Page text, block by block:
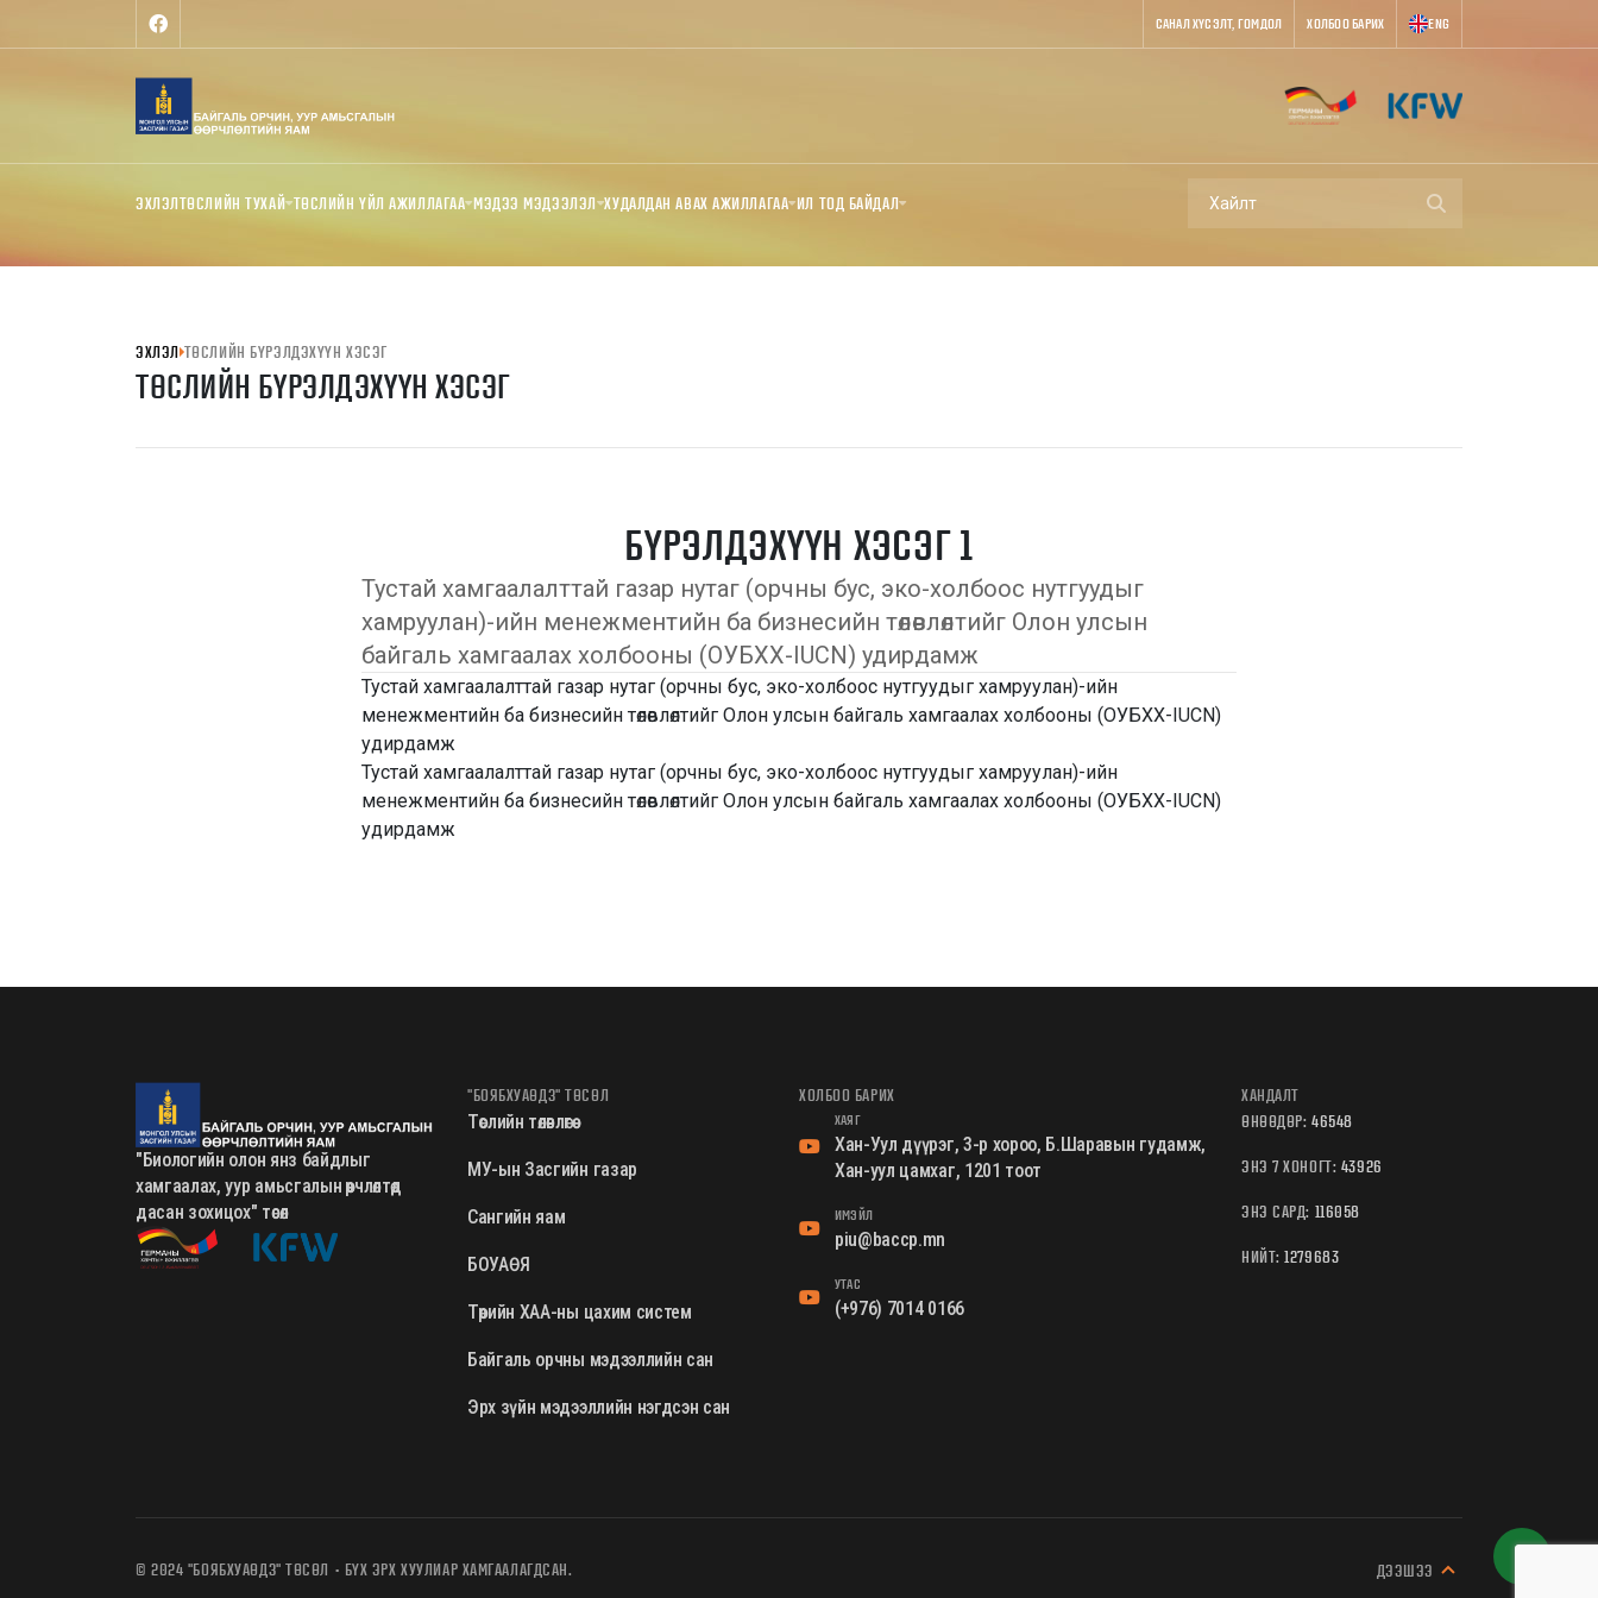
САНАЛ ХҮСЭЛТ, ГОМДОЛ ХОЛБОО БАРИХ ENG
ЭХЛЭЛТӨСЛИЙН ТУХАЙ ТӨСЛИЙН ҮЙЛ АЖИЛЛАГАА МЭДЭЭ МЭДЭЭЛЭЛ ХУДАЛДАН АВАХ АЖИЛЛАГАА ИЛ ТОД БАЙДАЛ
ЭХЛЭЛ ТӨСЛИЙН БҮРЭЛДЭХҮҮН ХЭСЭГ
ТӨСЛИЙН БҮРЭЛДЭХҮҮН ХЭСЭГ
БҮРЭЛДЭХҮҮН ХЭСЭГ 1
Тустай хамгаалалттай газар нутаг (орчны бус, эко-холбоос нутгуудыг
хамруулан)-ийн менежментийн ба бизнесийн төлөвлөлтийг Олон улсын
байгаль хамгаалах холбооны (ОУБХХ-IUCN) удирдамж
Тустай хамгаалалттай газар нутаг (орчны бус, эко-холбоос нутгуудыг хамруулан)-ийн
менежментийн ба бизнесийн төлөвлөлтийг Олон улсын байгаль хамгаалах холбооны (ОУБХХ-IUCN)
удирдамж
Тустай хамгаалалттай газар нутаг (орчны бус, эко-холбоос нутгуудыг хамруулан)-ийн
менежментийн ба бизнесийн төлөвлөлтийг Олон улсын байгаль хамгаалах холбооны (ОУБХХ-IUCN)
удирдамж
"Биологийн олон янз байдлыг
хамгаалах, уур амьсгалын өөрчлөлтөд
дасан зохицох" төсөл
"БОЯБХУАӨДЗ" ТӨСӨЛ
Төслийн төлөвлөгөө
МУ-ын Засгийн газар
Сангийн яам
БОУАӨЯ
Төрийн ХАА-ны цахим систем
Байгаль орчны мэдээллийн сан
Эрх зүйн мэдээллийн нэгдсэн сан
ХОЛБОО БАРИХ
ХАЯГ
Хан-Уул дүүрэг, 3-р хороо, Б.Шаравын гудамж,
Хан-уул цамхаг, 1201 тоот
ИМЭЙЛ
piu@baccp.mn
УТАС
(+976) 7014 0166
ХАНДАЛТ
ӨНӨӨДӨР:46548
ЭНЭ 7 ХОНОГТ: 43926
ЭНЭ САРД: 116058
НИЙТ:1279683
© 2024 "БОЯБХУАӨДЗ" ТӨСӨЛ • БҮХ ЭРХ ХУУЛИАР ХАМГААЛАГДСАН. ДЭЭШЭЭ